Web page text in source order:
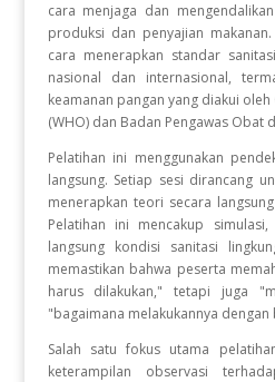
cara menjaga dan
produksi dan penyajian
cara menerapkan standar
nasional dan internasional,
keamanan pangan yang diakui
(WHO) dan Badan Pengawas Obat
Pelatihan ini menggunakan
langsung. Setiap sesi dirancang
menerapkan teori secara
Pelatihan ini mencakup
langsung kondisi sanitasi
memastikan bahwa peserta
harus dilakukan," tetapi juga
"bagaimana melakukannya dengan
Salah satu fokus utama
keterampilan observasi